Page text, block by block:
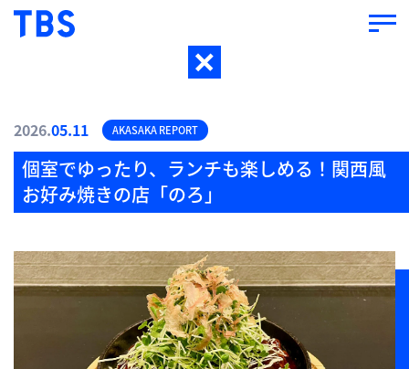
2026.05.11 AKASAKA REPORT
個室でゆったり、ランチも楽しめる！関西風
お好み焼きの店「のろ」